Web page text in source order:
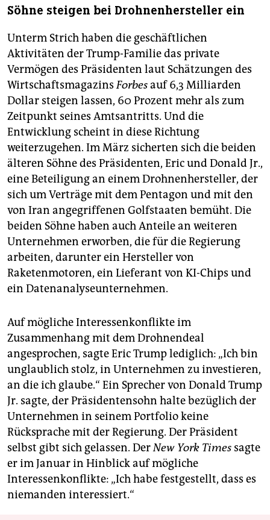
Söhne steigen bei Drohnenhersteller ein
Unterm Strich haben die geschäftlichen
Aktivitäten der Trump-Familie das private
Vermögen des Präsidenten laut Schätzungen des
WirtschaftsmagazinsForbesauf 6,3 Milliarden
Dollar steigen lassen, 60 Prozent mehr als zum
Zeitpunkt seines Amtsantritts. Und die
Entwicklung scheint in diese Richtung
weiterzugehen. Im März sicherten sich die beiden
älteren Söhne des Präsidenten, Eric und Donald Jr.,
eine Beteiligung an einem Drohnenhersteller, der
sich um Verträge mit dem Pentagon und mit den
von Iran angegriffenen Golfstaaten bemüht. Die
beiden Söhne haben auch Anteile an weiteren
Unternehmen erworben, die für die Regierung
arbeiten, darunter ein Hersteller von
Raketenmotoren, ein Lieferant von KI-Chips und
ein Datenanalyseunternehmen.
Auf mögliche Interessenkonflikte im
Zusammenhang mit dem Drohnendeal
angesprochen, sagte Eric Trump lediglich: „Ich bin
unglaublich stolz, in Unternehmen zu investieren,
an die ich glaube.“ Ein Sprecher von Donald Trump
Jr. sagte, der Präsidentensohn halte bezüglich der
Unternehmen in seinem Portfolio keine
Rücksprache mit der Regierung. Der Präsident
selbst gibt sich gelassen. DerNew York Times sagte
er im Januar in Hinblick auf mögliche
Interessenkonflikte: „Ich habe festgestellt, dass es
niemanden interessiert.“